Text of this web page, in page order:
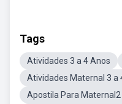
Tags
Atividades 3 a 4 Anos
Atividades Maternal 3 a
Apostila Para